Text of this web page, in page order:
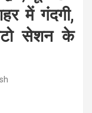
में गंदगी,
सेशन के